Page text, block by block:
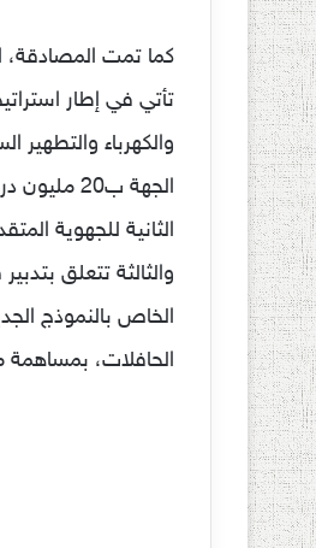
كما تمت المصادقة،
تأتي في إطار
الجهة
الثانية للجهوية
والثالثة تتعلق
الخاص بالنموذج
الحافلات، بمساهمة مالية من الجهة تصل 1